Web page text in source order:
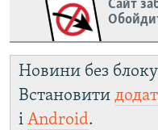
Сайт
Новини без
Встановити
і Android.